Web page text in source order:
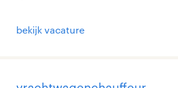
bekijk vacature